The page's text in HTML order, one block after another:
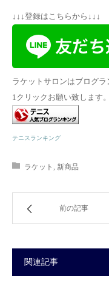
↓↓↓登録はこちらから↓↓↓
ラケットサロンはブログラ
1クリックお願い致します。
テニスランキング
ラケット 新商品
前の記事
関連記事